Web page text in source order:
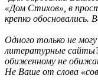
«Дом Стихов», в
крепко
Одного только не
литературные
обиженному не
Не Ваше от слова